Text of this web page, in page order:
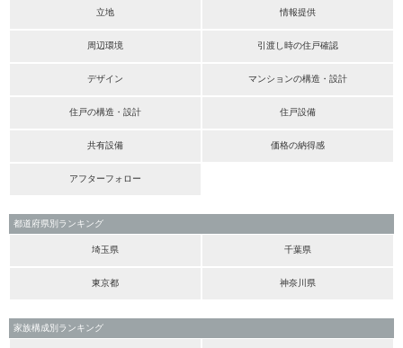
立地 情報提供
周辺環境 引渡し時の住戸確認
デザイン マンションの構造・設計
住戸の構造・設計 住戸設備
共有設備 価格の納得感
アフターフォロー
都道府県別ランキング
埼玉県 千葉県
東京都 神奈川県
家族構成別ランキング